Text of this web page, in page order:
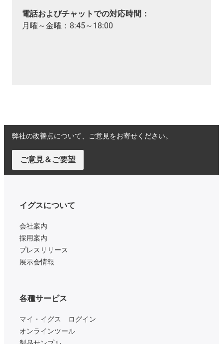
電話およびチャットでの対応時間：
月曜～金曜：8:45～18:00
弊社の改善点について、ご意見をお寄せください。
ご意見＆ご要望
イグスについて
会社案内
採用案内
プレスリリース
展示会情報
各種サービス
マイ・イグス ログイン
オンラインツール